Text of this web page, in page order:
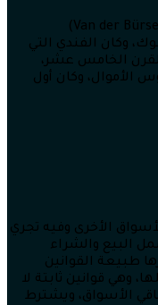
يعود مصطلح كلمة بورصة إلى عائلة (Van der Bürsen)
وكان الفندي التي
القرن الخامس عشر،
الأموال، وكان أول
الأخرى وفيه تجري
البيع والشراء
طبيعة القوانين
وهي قوانين ثابتة لا
الأسواق، ويشترط